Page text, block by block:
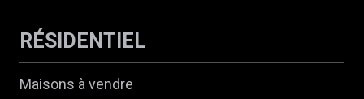
RÉSIDENTIEL
Maisons à vendre